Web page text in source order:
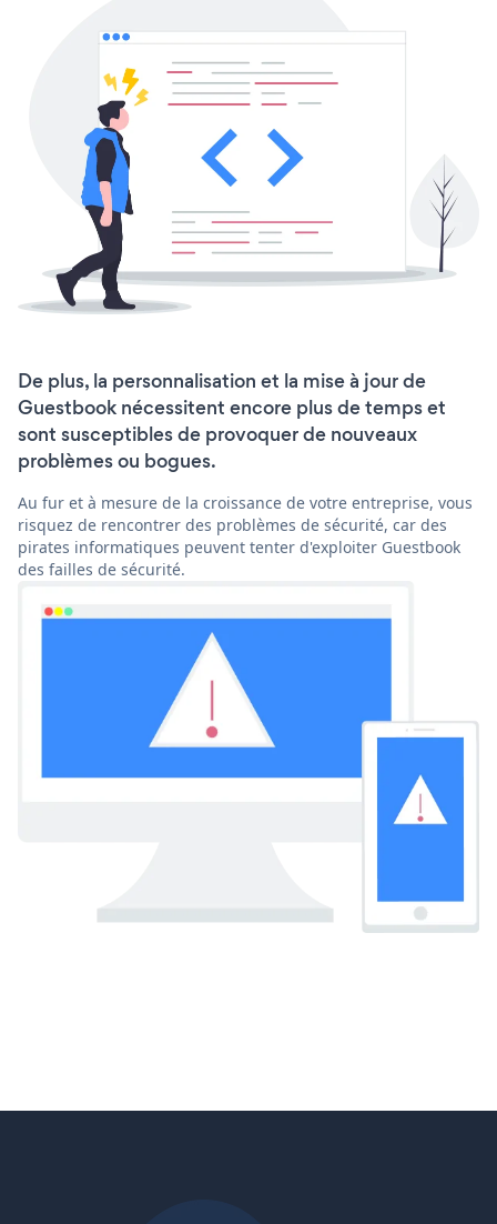
De plus, la personnalisation et la mise à jour de
Guestbook nécessitent encore plus de temps et
sont susceptibles de provoquer de nouveaux
problèmes ou bogues.
Au fur et à mesure de la croissance de votre entreprise, vous
risquez de rencontrer des problèmes de sécurité, car des
pirates informatiques peuvent tenter d'exploiter Guestbook
des failles de sécurité.